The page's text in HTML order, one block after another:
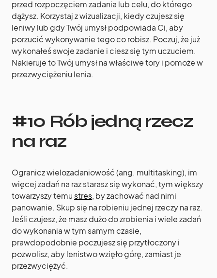
przed rozpoczęciem zadania lub celu, do którego
dążysz. Korzystaj z wizualizacji, kiedy czujesz się
leniwy lub gdy Twój umysł podpowiada Ci, aby
porzucić wykonywanie tego co robisz. Poczuj, że już
wykonałeś swoje zadanie i ciesz się tym uczuciem.
Nakieruje to Twój umysł na właściwe tory i pomoże w
przezwyciężeniu lenia.
#10 Rób jedną rzecz
na raz
Ogranicz wielozadaniowość (ang. multitasking), im
więcej zadań na raz starasz się wykonać, tym większy
towarzyszy temustres, by zachować nad nimi
panowanie. Skup się na robieniu jednej rzeczy na raz.
Jeśli czujesz, że masz dużo do zrobienia i wiele zadań
do wykonania w tym samym czasie,
prawdopodobnie poczujesz się przytłoczony i
pozwolisz, aby lenistwo wzięło górę, zamiast je
przezwyciężyć.